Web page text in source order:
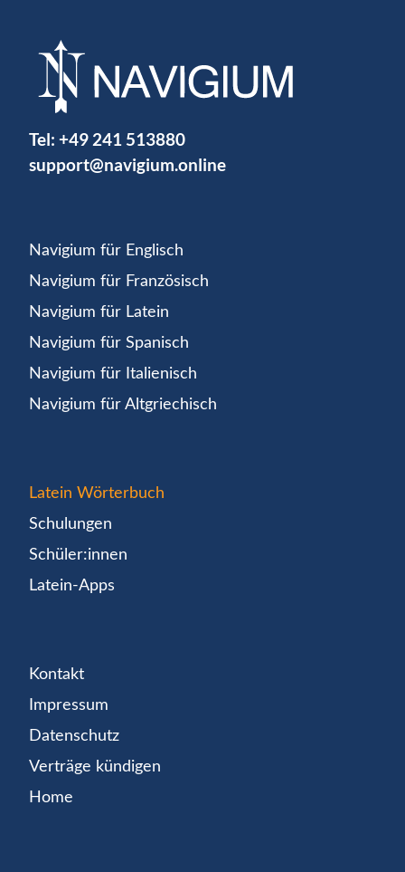
Tel: +49 241 513880
support@navigium.online
Navigium für Englisch
Navigium für Französisch
Navigium für Latein
Navigium für Spanisch
Navigium für Italienisch
Navigium für Altgriechisch
Latein Wörterbuch
Schulungen
Schüler:innen
Latein-Apps
Kontakt
Impressum
Datenschutz
Verträge kündigen
Home